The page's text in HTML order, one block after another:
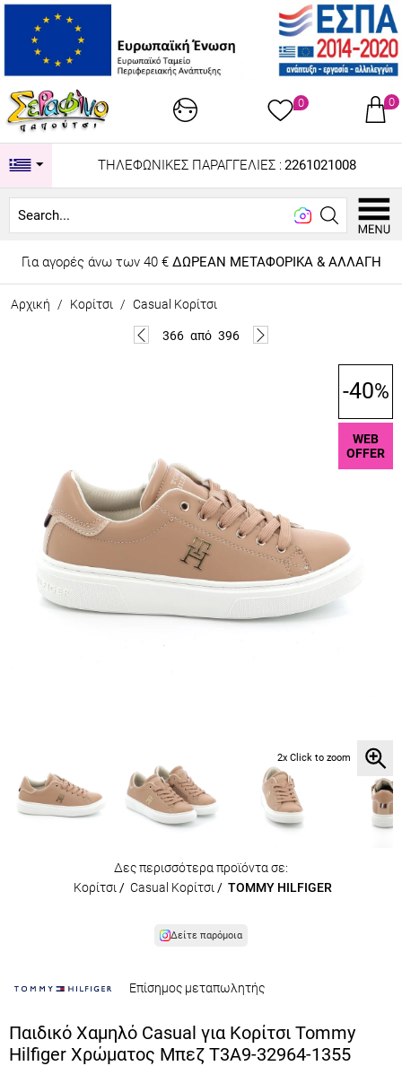
0 0
ΤΗΛΕΦΩΝΙΚΕΣ ΠΑΡΑΓΓΕΛΙΕΣ : 2261021008
Look
Για αγορές άνω των 40 € ΔΩΡΕΑΝ ΜΕΤΑΦΟΡΙΚΑ & ΑΛΛΑΓΗ
Αρχική / Κορίτσι / Casual Κορίτσι
366 από 396
-40%
WEB
OFFER
2x Click to zoom
Δες περισσότερα προϊόντα σε:
Κορίτσι / Casual Κορίτσι / TOMMY HILFIGER
Δείτε παρόμοια
Επίσημος μεταπωλητής
Παιδικό Χαμηλό Casual για Κορίτσι Tommy
Hilfiger Χρώματος Μπεζ T3A9-32964-1355